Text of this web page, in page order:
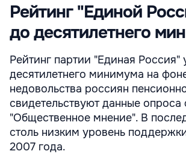
Рейтинг "Единой
до десятилетнего
Рейтинг партии "Единая Россия"
десятилетнего минимума на
недовольства россиян
свидетельствуют данные опроса
"Общественное мнение". В
столь низким уровень
2007 года.